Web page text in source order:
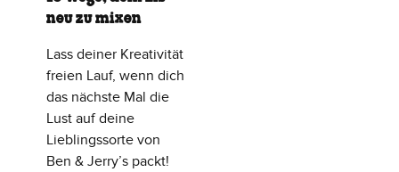
neu zu mixen
Lass deiner Kreativität
freien Lauf, wenn dich
das nächste Mal die
Lust auf deine
Lieblingssorte von
Ben & Jerry’s packt!